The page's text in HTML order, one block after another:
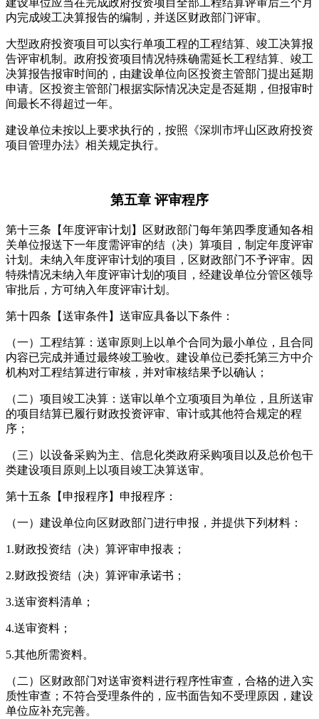
建设单位应当在完成政府投资项目全部工程结算评审后三个月
内完成竣工决算报告的编制，并送区财政部门评审。
大型政府投资项目可以实行单项工程的工程结算、竣工决算报
告评审机制。政府投资项目情况特殊确需延长工程结算、竣工
决算报告报审时间的，由建设单位向区投资主管部门提出延期
申请。区投资主管部门根据实际情况决定是否延期，但报审时
间最长不得超过一年。
建设单位未按以上要求执行的，按照《深圳市坪山区政府投资
项目管理办法》相关规定执行。
第五章 评审程序
第十三条【年度评审计划】区财政部门每年第四季度通知各相
关单位报送下一年度需评审的结（决）算项目，制定年度评审
计划。未纳入年度评审计划的项目，区财政部门不予评审。因
特殊情况未纳入年度评审计划的项目，经建设单位分管区领导
审批后，方可纳入年度评审计划。
第十四条【送审条件】送审应具备以下条件：
（一）工程结算：送审原则上以单个合同为最小单位，且合同
内容已完成并通过最终竣工验收。建设单位已委托第三方中介
机构对工程结算进行审核，并对审核结果予以确认；
（二）项目竣工决算：送审以单个立项项目为单位，且所送审
的项目结算已履行财政投资评审、审计或其他符合规定的程
序；
（三）以设备采购为主、信息化类政府采购项目以及总价包干
类建设项目原则上以项目竣工决算送审。
第十五条【申报程序】申报程序：
（一）建设单位向区财政部门进行申报，并提供下列材料：
1.财政投资结（决）算评审申报表；
2.财政投资结（决）算评审承诺书；
3.送审资料清单；
4.送审资料；
5.其他所需资料。
（二）区财政部门对送审资料进行程序性审查，合格的进入实
质性审查；不符合受理条件的，应书面告知不受理原因，建设
单位应补充完善。